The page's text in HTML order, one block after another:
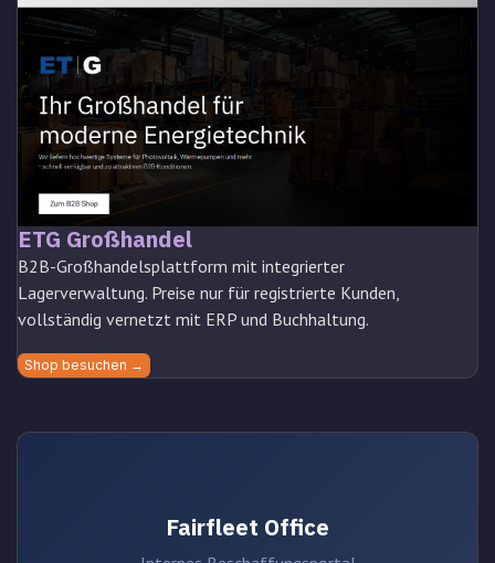
ETG Großhandel
B2B-Großhandelsplattform mit integrierter
Lagerverwaltung. Preise nur für registrierte Kunden,
vollständig vernetzt mit ERP und Buchhaltung.
Shop besuchen →
Fairfleet Office